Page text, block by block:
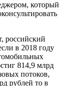
который
российский
в 2018 году
814,9 млрд
потоков,
рублей то в